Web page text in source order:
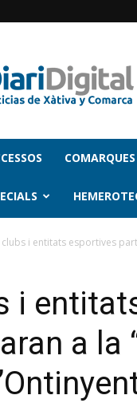
COMARQUES
i entitats esportives
i
a la